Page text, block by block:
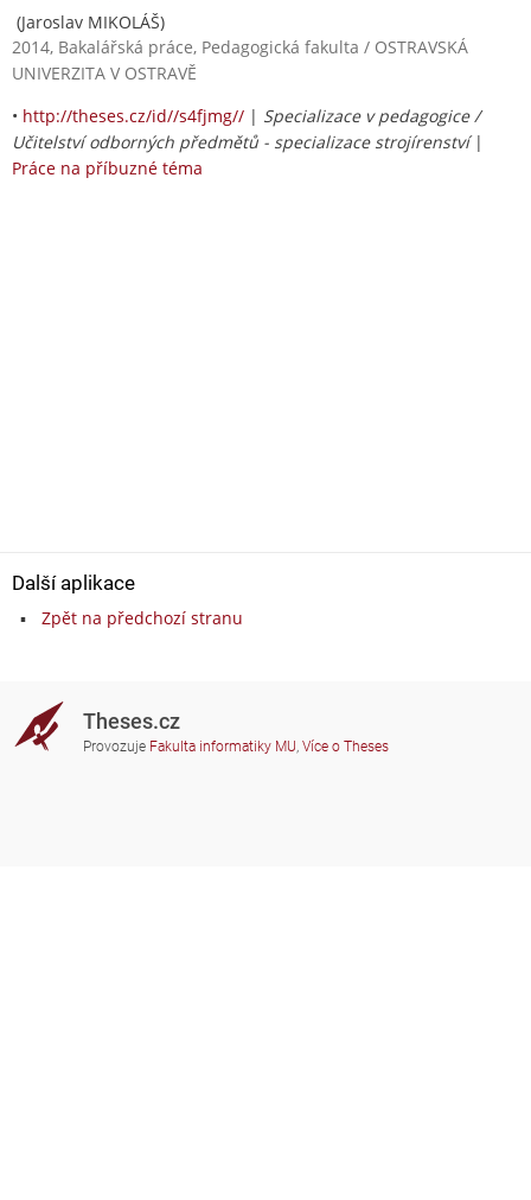
(Jaroslav MIKOLÁŠ)
2014, Bakalářská práce, Pedagogická fakulta / OSTRAVSKÁ
UNIVERZITA V OSTRAVĚ
• http://theses.cz/id//s4fjmg// | Specializace v pedagogice /
Učitelství odborných předmětů - specializace strojírenství|
Práce na příbuzné téma
Další aplikace
Zpět na předchozí stranu
Theses.cz
Provozuje Fakulta informatiky MU, Více o Theses